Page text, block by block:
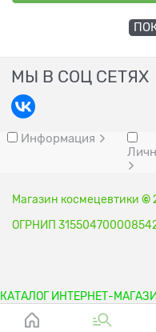
МЫ В СОЦ СЕТЯХ
Информация
Магазин космецевтики ©
ОГРНИП
КАТАЛОГ ИНТЕРНЕТ-